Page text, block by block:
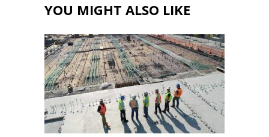
YOU MIGHT ALSO LIKE